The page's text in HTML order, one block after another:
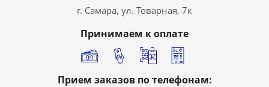
г. Самара, ул. Товарная, 7к
Принимаем к оплате
Прием заказов по телефонам: